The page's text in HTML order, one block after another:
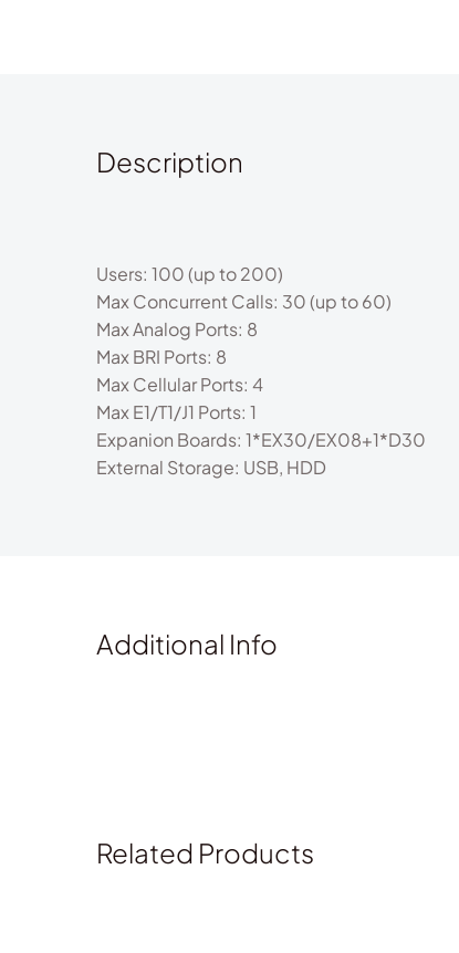
Description
Users: 100 (up to 200)
Max Concurrent Calls: 30 (up to 60)
Max Analog Ports: 8
Max BRI Ports: 8
Max Cellular Ports: 4
Max E1/T1/J1 Ports: 1
Expanion Boards: 1*EX30/EX08+1*D30
External Storage: USB, HDD
Additional Info
Related Products